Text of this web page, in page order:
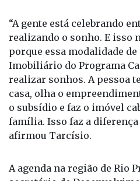
Imobiliário do Programa
realizar sonhos. A pessoa
casa, olha o
o subsídio e faz o imóvel
família. Isso faz a diferença
afirmou Tarcísio.
A agenda na região de Rio
Infraestrutura e Logística,